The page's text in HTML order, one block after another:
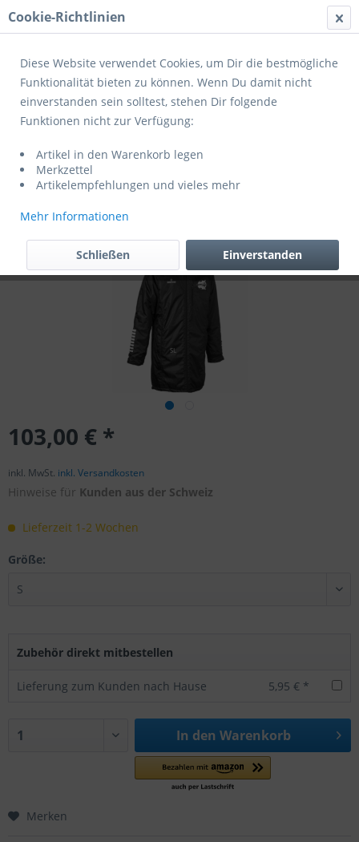
Menü
Übersicht Zusatzaustattung
schwarz (exklusiv für Mitglieder des JFV
Schieferland)
103,00 € *
inkl. MwSt. inkl. Versandkosten
Hinweise für Kunden aus der Schweiz
Lieferzeit 1-2 Wochen
Größe:
Zubehör direkt mitbestellen
Lieferung zum Kunden nach Hause 5,95 € *
In den Warenkorb
Merken
Cookie-Richtlinien
Diese Website verwendet Cookies, um Dir die bestmögliche
Funktionalität bieten zu können. Wenn Du damit nicht
einverstanden sein solltest, stehen Dir folgende
Funktionen nicht zur Verfügung:
Artikel in den Warenkorb legen
Merkzettel
Artikelempfehlungen und vieles mehr
Mehr Informationen
Einverstanden
Schließen